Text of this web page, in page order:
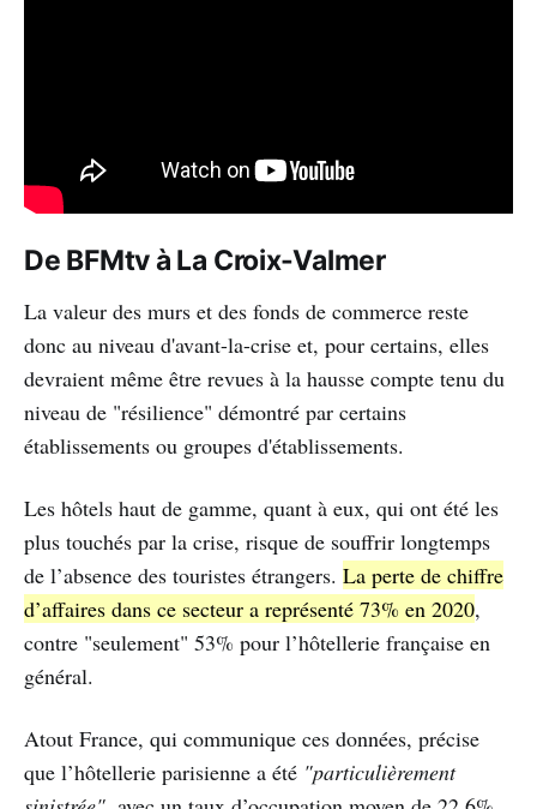
De BFMtv à La Croix-Valmer
La valeur des murs et des fonds de commerce reste
donc au niveau d'avant-la-crise et, pour certains, elles
devraient même être revues à la hausse compte tenu du
niveau de "résilience" démontré par certains
établissements ou groupes d'établissements.
Les hôtels haut de gamme, quant à eux, qui ont été les
plus touchés par la crise, risque de souffrir longtemps
de l’absence des touristes étrangers. La perte de chiffre
d’affaires dans ce secteur a représenté 73% en 2020,
contre "seulement" 53% pour l’hôtellerie française en
général.
Atout France, qui communique ces données, précise
que l’hôtellerie parisienne a été "particulièrement